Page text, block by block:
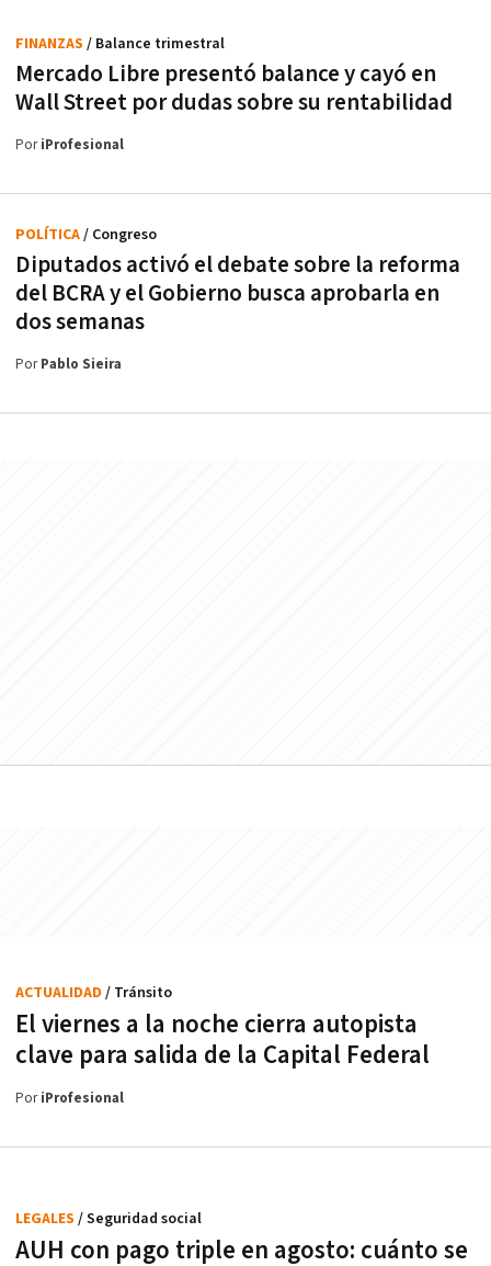
Mercado Libre presentó balance y cayó en
Wall Street por dudas sobre su rentabilidad
FINANZAS / Balance trimestral
PoriProfesional
Diputados activó el debate sobre la reforma
del BCRA y el Gobierno busca aprobarla en
dos semanas
POLÍTICA/ Congreso
PorPablo Sieira
El viernes a la noche cierra autopista
clave para salida de la Capital Federal
ACTUALIDAD / Tránsito
PoriProfesional
AUH con pago triple en agosto: cuánto se
LEGALES / Seguridad social